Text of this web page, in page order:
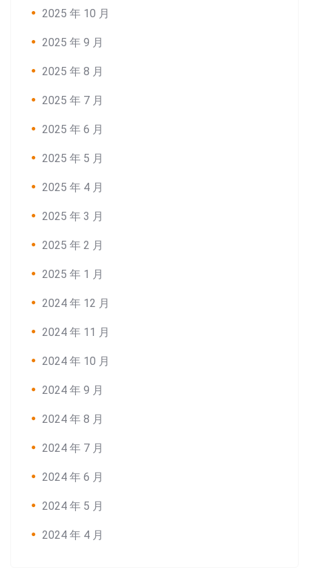
2025 年 10 月
2025 年 9 月
2025 年 8 月
2025 年 7 月
2025 年 6 月
2025 年 5 月
2025 年 4 月
2025 年 3 月
2025 年 2 月
2025 年 1 月
2024 年 12 月
2024 年 11 月
2024 年 10 月
2024 年 9 月
2024 年 8 月
2024 年 7 月
2024 年 6 月
2024 年 5 月
2024 年 4 月